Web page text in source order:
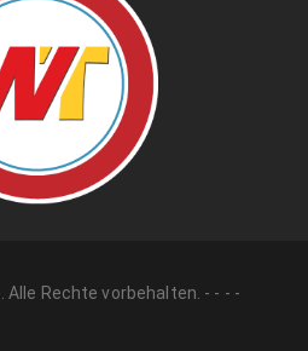
. Alle Rechte vorbehalten. - - - -